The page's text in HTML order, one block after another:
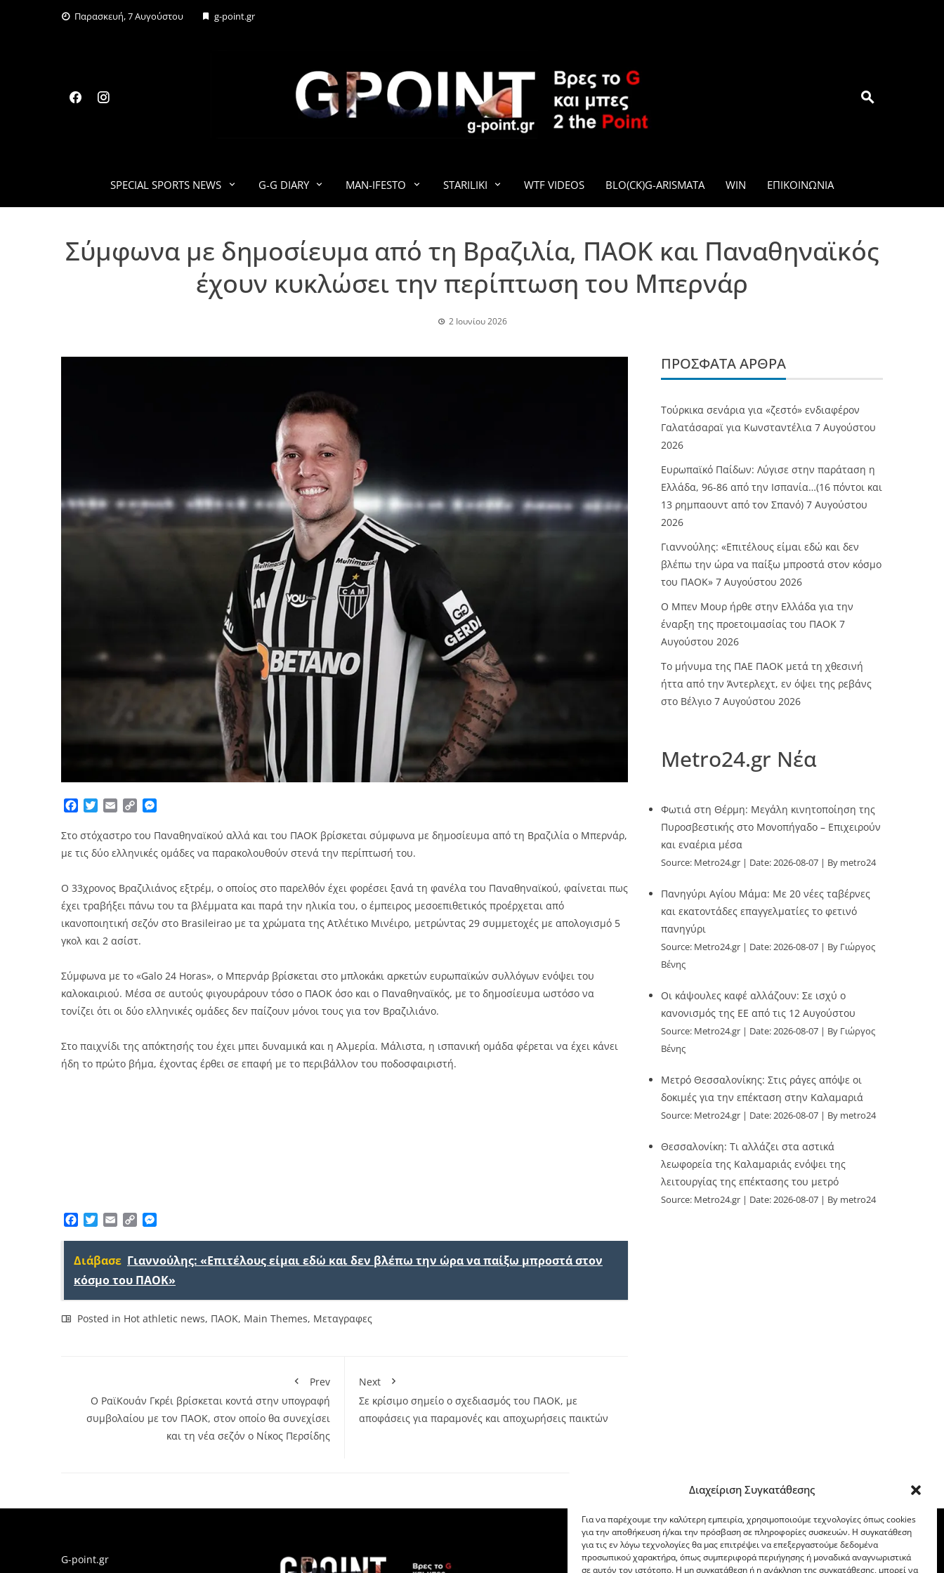
Διαχείριση Συγκατάθεσης
Για να παρέχουμε την καλύτερη εμπειρία, χρησιμοποιούμε τεχνολογίες όπως cookies
για την αποθήκευση ή/και την πρόσβαση σε πληροφορίες συσκευών. Η συγκατάθεση
για τις εν λόγω τεχνολογίες θα μας επιτρέψει να επεξεργαστούμε δεδομένα
προσωπικού χαρακτήρα, όπως συμπεριφορά περιήγησης ή μοναδικά αναγνωριστικά
σε αυτόν τον ιστότοπο. Η μη συγκατάθεση ή η ανάκληση της συγκατάθεσης, μπορεί να
Παρασκευή, 7 Αυγούστου g-point.gr
G-POINT.GR
SPECIAL SPORTS NEWS G-G DIARY MAN-IFESTO STARILIKI WTF VIDEOS BLO(CK)G-ARISMATA WIN ΕΠΙΚΟΙΝΩΝΊΑ
Σύμφωνα με δημοσίευμα από τη Βραζιλία, ΠΑΟΚ και Παναθηναϊκός
έχουν κυκλώσει την περίπτωση του Μπερνάρ
2 Ιουνίου 2026
Facebook
TwitterEmailCopy
Στο στόχαστρο του Παναθηναϊκού αλλά και του ΠΑΟΚ βρίσκεται σύμφωνα με δημοσίευμα από τη Βραζιλία ο Μπερνάρ,
με τις δύο ελληνικές ομάδες να παρακολουθούν στενά την περίπτωσή του.
Ο 33χρονος Βραζιλιάνος εξτρέμ, ο οποίος στο παρελθόν έχει φορέσει ξανά τη φανέλα του Παναθηναϊκού, φαίνεται πως
έχει τραβήξει πάνω του τα βλέμματα και παρά την ηλικία του, ο έμπειρος μεσοεπιθετικός προέρχεται από
ικανοποιητική σεζόν στο Brasileirao με τα χρώματα της Ατλέτικο Μινέιρο, μετρώντας 29 συμμετοχές με απολογισμό 5
γκολ και 2 ασίστ.
Σύμφωνα με το «Galo 24 Horas», ο Μπερνάρ βρίσκεται στο μπλοκάκι αρκετών ευρωπαϊκών συλλόγων ενόψει του
καλοκαιριού. Μέσα σε αυτούς φιγουράρουν τόσο ο ΠΑΟΚ όσο και ο Παναθηναϊκός, με το δημοσίευμα ωστόσο να
τονίζει ότι οι δύο ελληνικές ομάδες δεν παίζουν μόνοι τους για τον Βραζιλιάνο.
Στο παιχνίδι της απόκτησής του έχει μπει δυναμικά και η Αλμερία. Μάλιστα, η ισπανική ομάδα φέρεται να έχει κάνει
ήδη το πρώτο βήμα, έχοντας έρθει σε επαφή με το περιβάλλον του ποδοσφαιριστή.
Facebook
TwitterEmailCopy
Διάβασε Γιαννούλης: «Επιτέλους είμαι εδώ και δεν βλέπω την ώρα να παίξω μπροστά στον
κόσμο του ΠΑΟΚ»
Posted in Hot athletic news, ΠΑΟΚ, Main Themes, Μεταγραφες
Prev
Ο ΡαϊΚουάν Γκρέι βρίσκεται κοντά στην υπογραφή
συμβολαίου με τον ΠΑΟΚ, στον οποίο θα συνεχίσει
και τη νέα σεζόν ο Νίκος Περσίδης
Next
Σε κρίσιμο σημείο ο σχεδιασμός του ΠΑΟΚ, με
αποφάσεις για παραμονές και αποχωρήσεις παικτών
ΠΡΌΣΦΑΤΑ ΆΡΘΡΑ
Τούρκικα σενάρια για «ζεστό» ενδιαφέρον
Γαλατάσαραϊ για Κωνσταντέλια 7 Αυγούστου
2026
Ευρωπαϊκό Παίδων: Λύγισε στην παράταση η
Ελλάδα, 96-86 από την Ισπανία…(16 πόντοι και
13 ρημπαουντ από τον Σπανό) 7 Αυγούστου
2026
Γιαννούλης: «Επιτέλους είμαι εδώ και δεν
βλέπω την ώρα να παίξω μπροστά στον κόσμο
του ΠΑΟΚ» 7 Αυγούστου 2026
O Mπεν Μουρ ήρθε στην Ελλάδα για την
έναρξη της προετοιμασίας του ΠΑΟΚ 7
Αυγούστου 2026
Το μήνυμα της ΠΑΕ ΠΑΟΚ μετά τη χθεσινή
ήττα από την Άντερλεχτ, εν όψει της ρεβάνς
στο Βέλγιο 7 Αυγούστου 2026
Metro24.gr Νέα
Φωτιά στη Θέρμη: Μεγάλη κινητοποίηση της
Πυροσβεστικής στο Μονοπήγαδο – Επιχειρούν
και εναέρια μέσα
Source: Metro24.gr Date: 2026-08-07 By metro24
Πανηγύρι Αγίου Μάμα: Με 20 νέες ταβέρνες
και εκατοντάδες επαγγελματίες το φετινό
πανηγύρι
Source: Metro24.gr Date: 2026-08-07
By Γιώργος
Βένης
Οι κάψουλες καφέ αλλάζουν: Σε ισχύ ο
κανονισμός της ΕΕ από τις 12 Αυγούστου
Source: Metro24.gr Date: 2026-08-07
By Γιώργος
Βένης
Μετρό Θεσσαλονίκης: Στις ράγες απόψε οι
δοκιμές για την επέκταση στην Καλαμαριά
Source: Metro24.gr Date: 2026-08-07 By metro24
Θεσσαλονίκη: Τι αλλάζει στα αστικά
λεωφορεία της Καλαμαριάς ενόψει της
λειτουργίας της επέκτασης του μετρό
Source: Metro24.gr Date: 2026-08-07 By metro24
G-point.gr